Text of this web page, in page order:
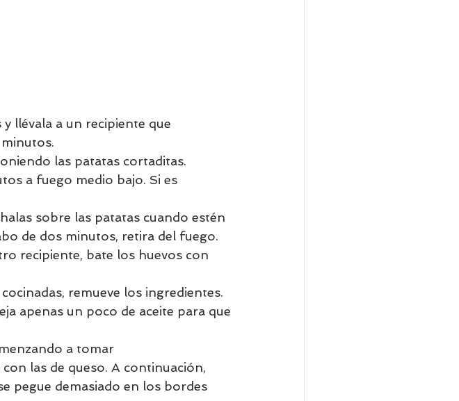
llévala a un recipiente que
las patatas cortaditas.
a fuego medio bajo. Si es
sobre las patatas cuando estén
de dos minutos, retira del fuego.
recipiente, bate los huevos con
remueve los ingredientes.
apenas un poco de aceite para que
a tomar
las de queso. A continuación,
pegue demasiado en los bordes